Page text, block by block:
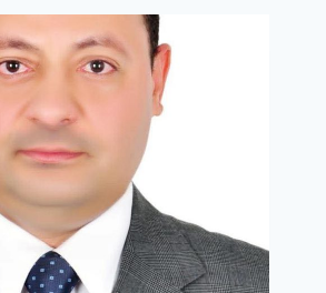
الأضحى
المبارك